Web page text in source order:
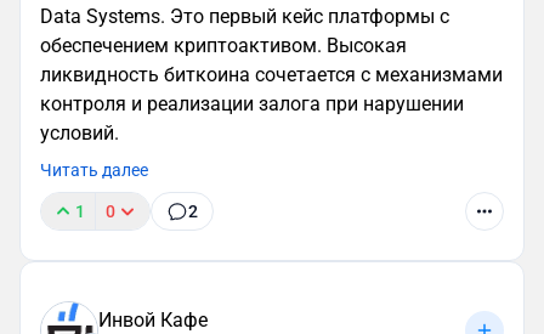
Data Systems. Это первый кейс платформы с
обеспечением криптоактивом. Высокая
ликвидность биткоина сочетается с механизмами
контроля и реализации залога при нарушении
условий.
Читать далее
1 0 2
Инвой Кафе